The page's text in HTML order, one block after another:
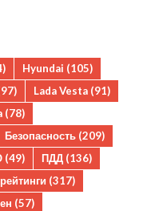
Hyundai (105)
Lada Vesta (91)
(78)
Безопасность (209)
(49) ПДД (136)
(317)
(57)